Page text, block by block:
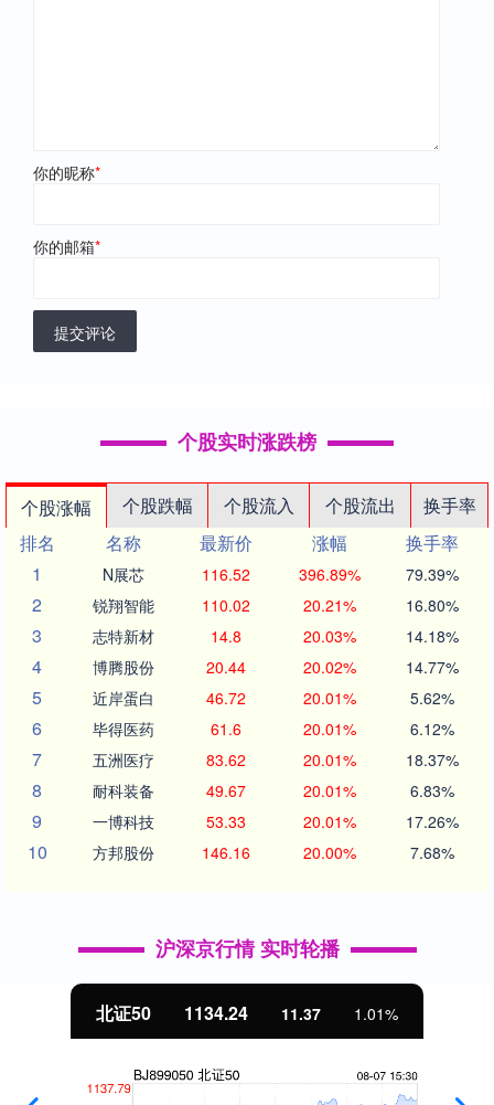
你的昵称*
你的邮箱*
提交评论
个股实时涨跌榜
个股涨幅 个股跌幅 个股流入 个股流出
换手率
排名
名称 最新价 涨幅
换手率
1
N展芯 116.52 396.89% 79.39%
2 锐翔智能 110.02 20.21% 16.80%
3 志特新材 14.8 20.03% 14.18%
4 博腾股份 20.44 20.02% 14.77%
5 近岸蛋白 46.72 20.01% 5.62%
6 毕得医药 61.6 20.01% 6.12%
7 五洲医疗 83.62 20.01% 18.37%
8 耐科装备 49.67 20.01% 6.83%
9 一博科技 53.33 20.01% 17.26%
10 方邦股份 146.16 20.00% 7.68%
沪深京行情 实时轮播
北证50 1134.24 11.37 1.01%